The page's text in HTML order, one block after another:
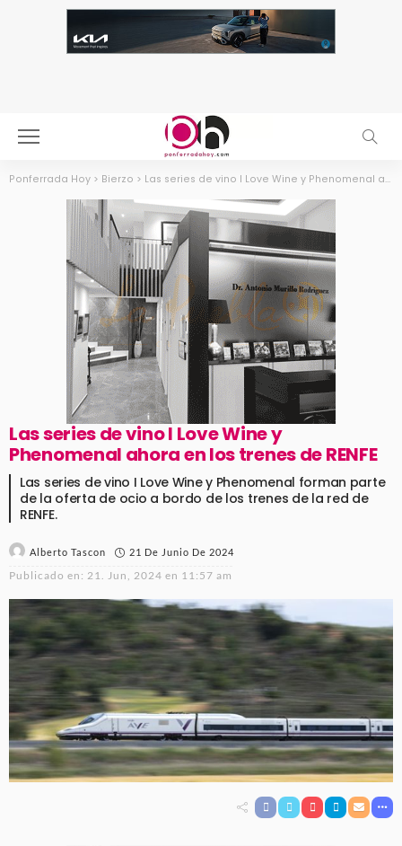
Ponferrada Hoy > Bierzo > Las series de vino I Love Wine y Phenomenal ahora en los trenes de RENFE
Las series de vino I Love Wine y
Phenomenal ahora en los trenes de RENFE
Las series de vino I Love Wine y Phenomenal forman parte
de la oferta de ocio a bordo de los trenes de la red de
RENFE.
Alberto Tascon 21 De Junio De 2024
Publicado en: 21. Jun, 2024 en 11:57 am